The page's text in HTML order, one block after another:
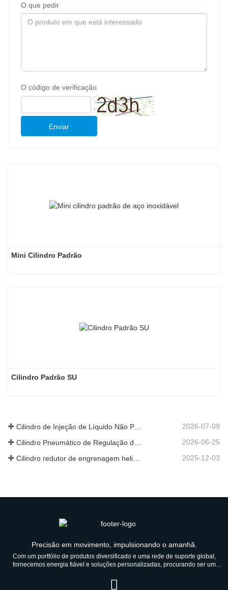
O que pedir
O código de verificação
Enviar
Mini Cilindro Padrão
Cilindro Padrão SU
2026-07-09
2026-06-25
Cilindro redutor de engrenagem helicoidal de nova geração 2025-12-03
Precisão em movimento, impulsionando o amanhã.
Com um portfólio de produtos diversificado e uma rede de suporte global,
fornecemos energia fiável e soluções personalizadas, procurando ser um